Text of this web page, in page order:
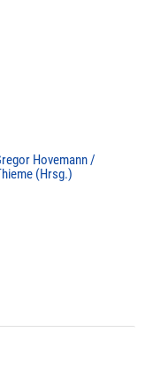
Hovemann /
(Hrsg.)